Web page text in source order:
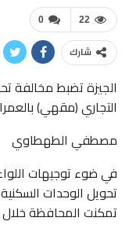
0 22
شارك
الجيزة تضبط مخالفة
التجاري (مقهي)
مصطفي الطهطاوي
في ضوء توجيهات
تحويل الوحدات
تمكنت المحافظة